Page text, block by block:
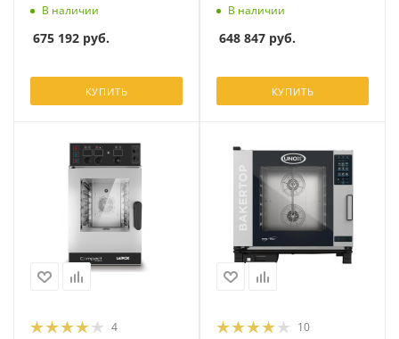
В наличии
675 192 руб.
КУПИТЬ
В наличии
648 847 руб.
КУПИТЬ
4 10